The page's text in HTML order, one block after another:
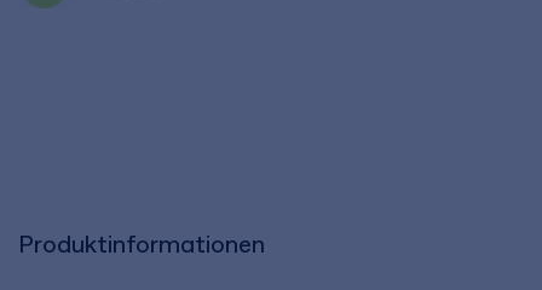
Produktinformationen